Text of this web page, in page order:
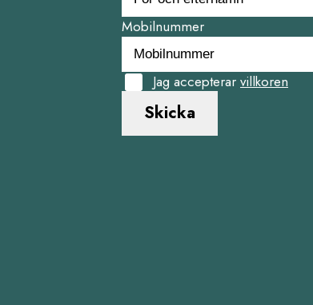
Mobilnummer
Jag accepterar villkoren
Skicka